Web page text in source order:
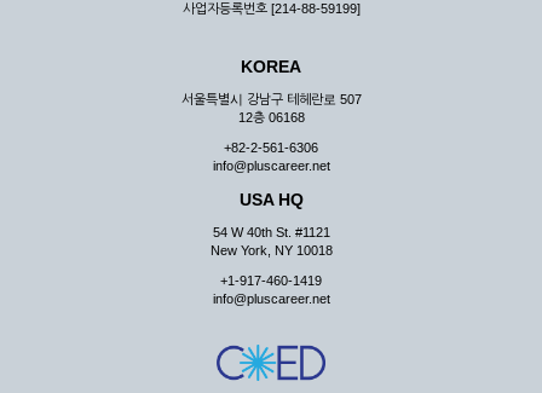
사업자등록번호 [214-88-59199]
KOREA
서울특별시 강남구 테헤란로 507
12층 06168
+82-2-561-6306
info@pluscareer.net
USA HQ
54 W 40th St. #1121
New York, NY 10018
+1-917-460-1419
info@pluscareer.net